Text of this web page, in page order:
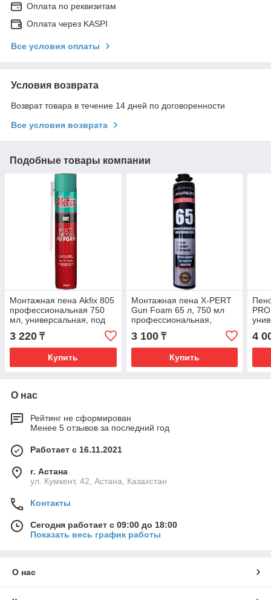
Оплата по реквизитам
Оплата через KASPI
Все условия оплаты
Условия возврата
Возврат товара в течение 14 дней по договоренности
Все условия возврата
Подобные товары компании
Монтажная пена Akfix 805
профессиональная 750
мл, универсальная, под
пистолет
3 220 ₸
Купить
Монтажная пена X-PERT
Gun Foam 65 л, 750 мл
профессиональная,
всесезонная, под
пистолет
3 100₸
Купить
4
О нас
Рейтинг не сформирован
Менее 5 отзывов за последний год
Работает с 16.11.2021
г. Астана
ул. Кумкент, 42, Астана, Казахстан
Контакты
Сегодня работает с 09:00 до 18:00
Показать весь график работы
О нас